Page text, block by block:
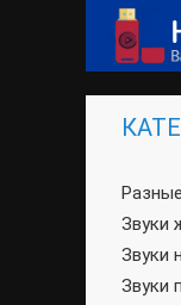
Звуки
Звуки
Звуки